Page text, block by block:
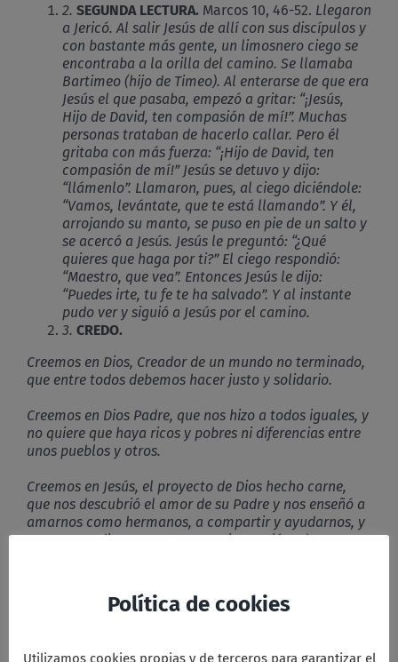
2. SEGUNDA LECTURA. Marcos 10, 46-52. Llegaron
a Jericó. Al salir Jesús de allí con sus discípulos y
con bastante más gente, un limosnero ciego se
encontraba a la orilla del camino. Se llamaba
Bartimeo (hijo de Timeo). Al enterarse de que era
Jesús el que pasaba, empezó a gritar: “¡Jesús,
Hijo de David, ten compasión de mí!”. Muchas
personas trataban de hacerlo callar. Pero él
gritaba con más fuerza: “¡Hijo de David, ten
compasión de mí!” Jesús se detuvo y dijo:
“llámenlo”. Llamaron, pues, al ciego diciéndole:
“Vamos, levántate, que te está llamando”. Y él,
arrojando su manto, se puso en pie de un salto y
se acercó a Jesús. Jesús le preguntó: “¿Qué
quieres que haga por ti?” El ciego respondió:
“Maestro, que vea”. Entonces Jesús le dijo:
“Puedes irte, tu fe te ha salvado”. Y al instante
pudo ver y siguió a Jesús por el camino.
3. CREDO.
Creemos en Dios, Creador de un mundo no terminado,
que entre todos debemos hacer justo y solidario.
Creemos en Dios Padre, que nos hizo a todos iguales, y
no quiere que haya ricos y pobres ni diferencias entre
unos pueblos y otros.
Creemos en Jesús, el proyecto de Dios hecho carne,
que nos descubrió el amor de su Padre y nos enseñó a
amarnos como hermanos, a compartir y ayudarnos, y
que por predicarnos este mensaje, murió en la cruz.
Política de cookies
Utilizamos cookies propias y de terceros para garantizar el